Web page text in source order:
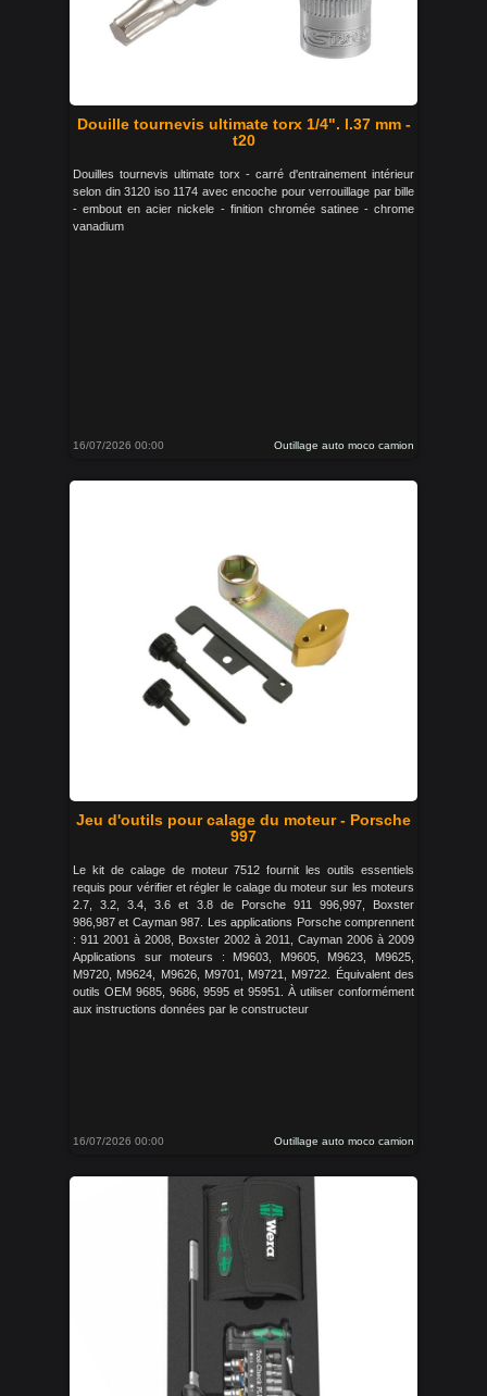
Douille tournevis ultimate torx 1/4". l.37 mm -
t20
Douilles tournevis ultimate torx - carré d'entrainement intérieur
selon din 3120 iso 1174 avec encoche pour verrouillage par bille
- embout en acier nickele - finition chromée satinee - chrome
vanadium
16/07/2026 00:00 Outillage auto moco camion
Jeu d'outils pour calage du moteur - Porsche
997
Le kit de calage de moteur 7512 fournit les outils essentiels
requis pour vérifier et régler le calage du moteur sur les moteurs
2.7, 3.2, 3.4, 3.6 et 3.8 de Porsche 911 996,997, Boxster
986,987 et Cayman 987. Les applications Porsche comprennent
: 911 2001 à 2008, Boxster 2002 à 2011, Cayman 2006 à 2009
Applications sur moteurs : M9603, M9605, M9623, M9625,
M9720, M9624, M9626, M9701, M9721, M9722. Équivalent des
outils OEM 9685, 9686, 9595 et 95951. À utiliser conformément
aux instructions données par le constructeur
16/07/2026 00:00 Outillage auto moco camion